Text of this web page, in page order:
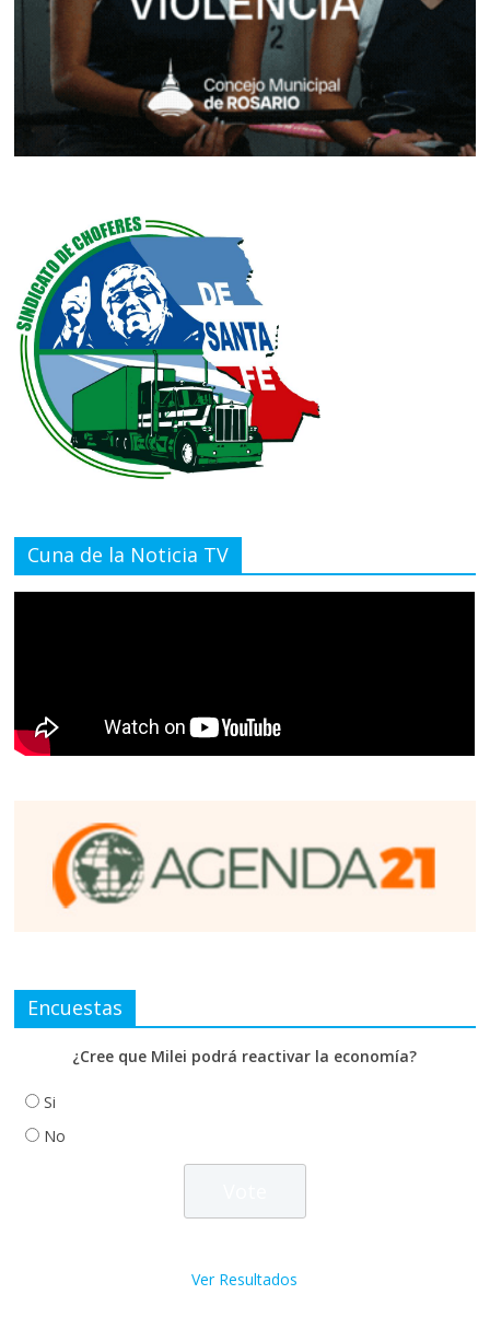
Cuna de la Noticia TV
Encuestas
¿Cree que Milei podrá reactivar la economía?
Si
No
Ver Resultados